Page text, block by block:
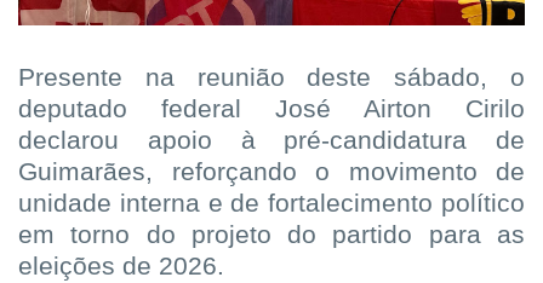
Presente na reunião deste sábado, o
deputado federal José Airton Cirilo
declarou apoio à pré-candidatura de
Guimarães, reforçando o movimento de
unidade interna e de fortalecimento político
em torno do projeto do partido para as
eleições de 2026.